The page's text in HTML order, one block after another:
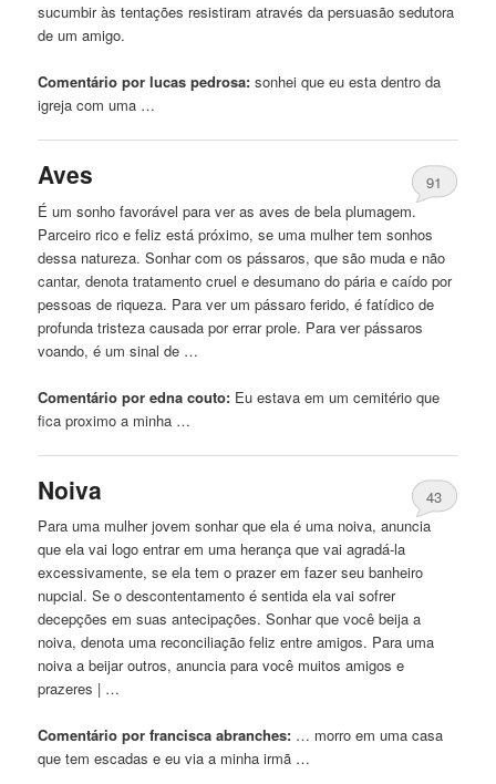
sucumbir às tentações resistiram através da persuasão sedutora
deum amigo.
Comentário por lucas pedrosa: sonheique euesta dentro da
igreja com uma …
Aves
91
Éum sonho favorável para ver as aves de bela plumagem.
Parceiro rico e feliz está próximo, se uma mulher tem sonhos
dessa natureza. Sonhar com os pássaros,que são muda e não
cantar, denota tratamento cruel e desumano do pária e caído por
pessoas de riqueza. Para verum pássaro ferido, é fatídico de
profunda tristeza causada por errar prole. Para ver pássaros
voando, éum sinal de …
Comentário por edna couto: Eu estava emum cemitérioque
fica proximo a minha …
Noiva
43
Para uma mulher jovem sonharque ela é uma noiva, anuncia
que ela vai logo entrar em uma herançaque vai agradá-la
excessivamente, se ela tem o prazer em fazer seu banheiro
nupcial. Se o descontentamento é sentida ela vai sofrer
decepções em suas antecipações. Sonharque você beija a
noiva, denota uma reconciliação feliz entre amigos. Para uma
noiva a beijar outros, anuncia para você muitos amigos e
prazeres | …
Comentário por francisca abranches: … morro em uma casa
que tem escadas e eu via a minha irmã …